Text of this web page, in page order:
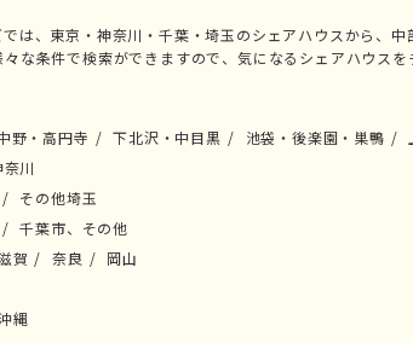
では、東京・神奈川・千葉・埼玉のシェアハウスから、
々な条件で検索ができますので、気になるシェアハウスを
野・高円寺 下北沢・中目黒 池袋・後楽園・巣鴨
川
その他埼玉
千葉市、その他
賀 奈良
岡山
縄